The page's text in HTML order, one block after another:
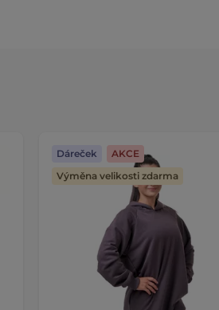
Dáreček
AKCE
Výměna velikosti zdarma